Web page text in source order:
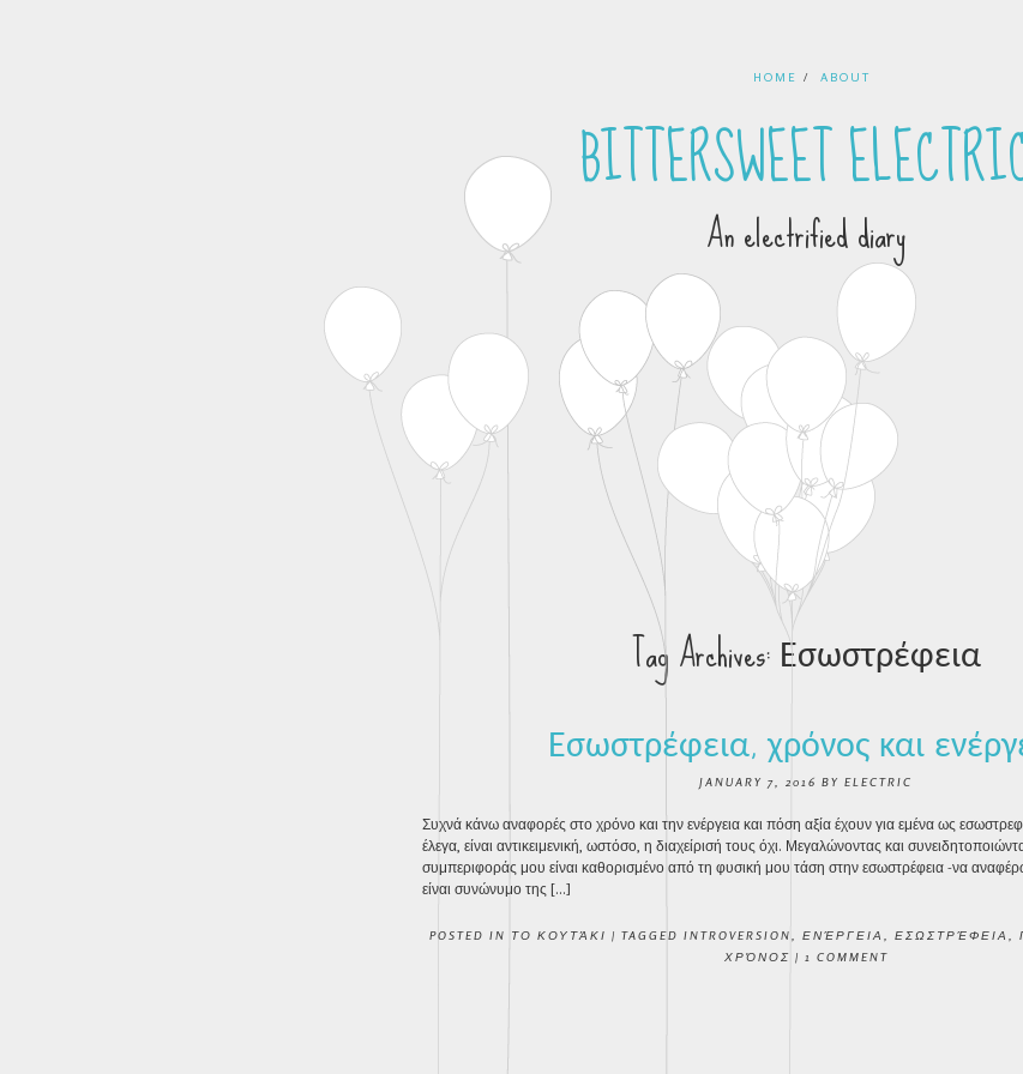
HOME ABOUT
BITTERSWEET
An electrified diary
Tag Archives:Εσωστρέφεια
Εσωστρέφεια, χρόνος και
JANUARY 7, 2016 BY ELECTRIC
Συχνά κάνω αναφορές στο χρόνο και την ενέργεια και πόση αξία έχουν για εμένα ως
έλεγα, είναι αντικειμενική, ωστόσο, η διαχείρισή τους όχι. Μεγαλώνοντας και
συμπεριφοράς μου είναι καθορισμένο από τη φυσική μου τάση στην εσωστρέφεια -να
είναι συνώνυμο της […]
POSTED IN ΤΟ ΚΟΥΤΆΚΙ | TAGGED INTROVERSION ΕΝΈΡΓΕΙΑ ΕΣΩΣΤΡΈΦΕΙΑ
ΧΡΌΝΟΣ | 1 COMMENT